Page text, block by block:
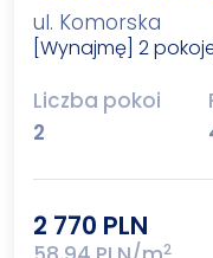
ul. Komorska
[Wynajmę] 2
Liczba pokoi
2
2 770 PLN
2